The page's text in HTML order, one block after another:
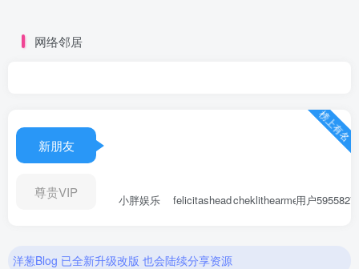
网络邻居
榜上有名
新朋友
尊贵VIP 小胖娱乐 felicitasheadcheklithearme用户
洋葱Blog 已全新升级改版 也会陆续分享资源